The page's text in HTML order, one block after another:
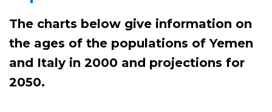
The charts below give information on
the ages of the populations of Yemen
and Italy in 2000 and projections for
2050.